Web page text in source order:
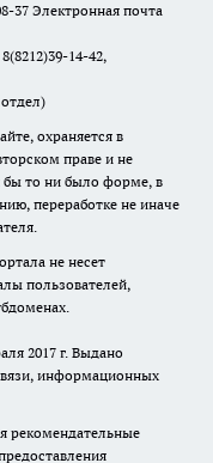
37 Электронная почта
14-42,
охраняется в
праве и не
бы то ни было форме, в
переработке не иначе
не несет
пользователей,
2017 г. Выдано
информационных
рекомендательные